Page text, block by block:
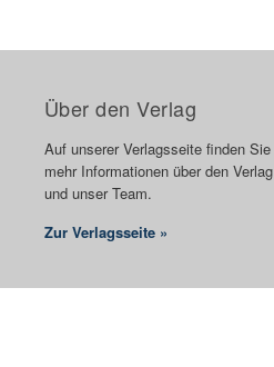
Über den Verlag
Auf unserer Verlagsseite finden Sie
mehr Informationen über den Verlag
und unser Team.
Zur Verlagsseite »